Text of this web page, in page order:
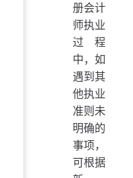
册会计
师执业
过程
中，如
遇到其
他执业
准则未
明确的
事项，
可根据